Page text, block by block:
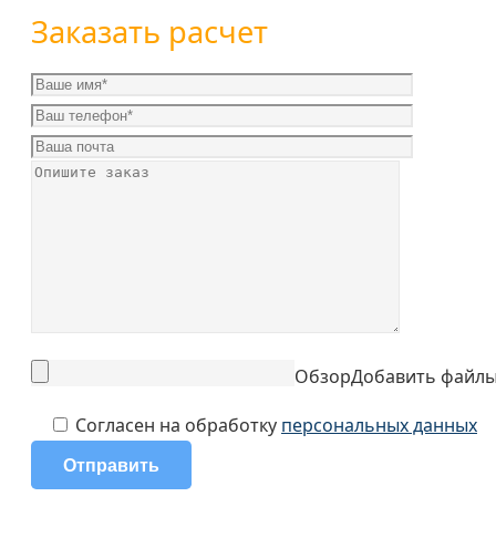
Заказать расчет
ОбзорДобавить
Согласен на обработку персональных данных